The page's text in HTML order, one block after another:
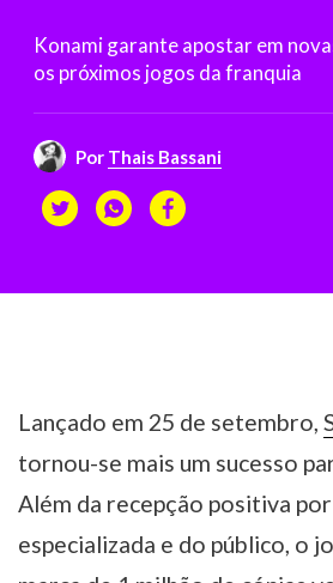
Konami garante apostar em
os próximos jogos da franquia
Por Thais Bassani
Lançado em 25 de setembro,
tornou-se mais um sucesso
Além da recepção positiva
especializada e do público, o